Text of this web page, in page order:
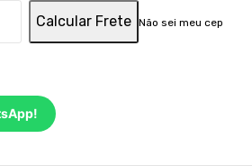
Calcular Frete Não sei meu cep